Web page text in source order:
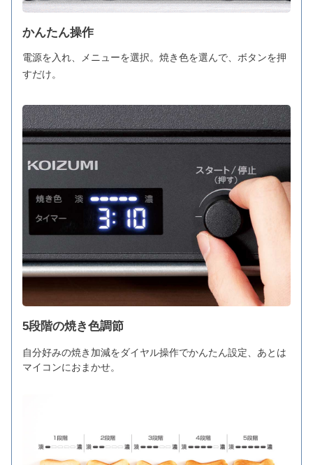
かんたん操作
電源を入れ、メニューを選択。焼き色を選んで、ボタンを押
すだけ。
5段階の焼き色調節
自分好みの焼き加減をダイヤル操作でかんたん設定、あとは
マイコンにおまかせ。